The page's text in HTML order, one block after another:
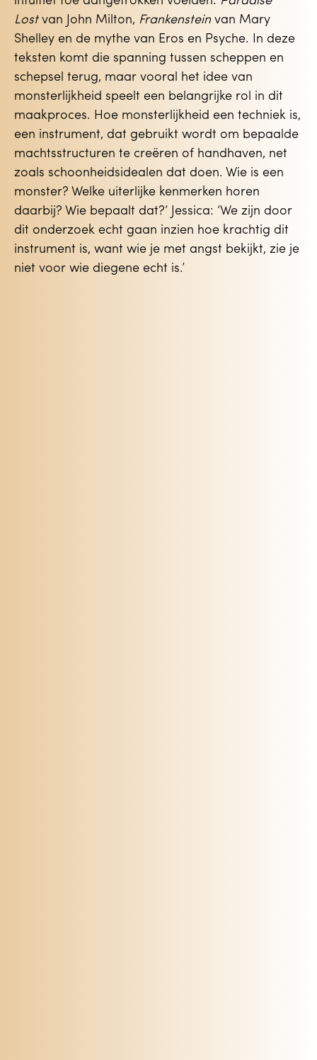
Lost van John Milton, Frankenstein van Mary
Shelley en de mythe van Eros en Psyche. In deze
teksten komt die spanning tussen scheppen en
schepsel terug, maar vooral het idee van
monsterlijkheid speelt een belangrijke rol in dit
maakproces. Hoe monsterlijkheid een techniek is,
een instrument, dat gebruikt wordt om bepaalde
machtsstructuren te creëren of handhaven, net
zoals schoonheidsidealen dat doen. Wie is een
monster? Welke uiterlijke kenmerken horen
daarbij? Wie bepaalt dat?’ Jessica: ‘We zijn door
dit onderzoek echt gaan inzien hoe krachtig dit
instrument is, want wie je met angst bekijkt, zie je
niet voor wie diegene echt is.’